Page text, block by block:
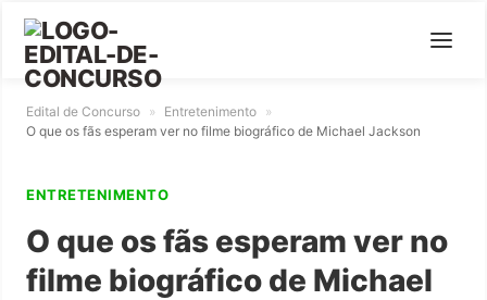
Edital de Concurso » Entretenimento »
O que os fãs esperam ver no filme biográfico de Michael Jackson
ENTRETENIMENTO
O que os fãs esperam ver no
filme biográfico de Michael